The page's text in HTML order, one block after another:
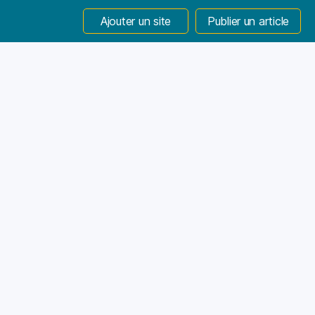
Ajouter un site Publier un article